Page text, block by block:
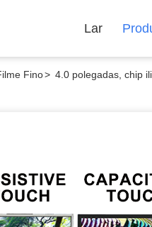
Lar
Fino> 4.0 polegadas, chip